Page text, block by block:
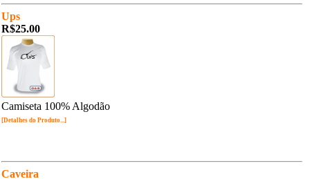
Ups
R$25.00
Camiseta 100% Algodão
[Detalhes do Produto...]
Caveira